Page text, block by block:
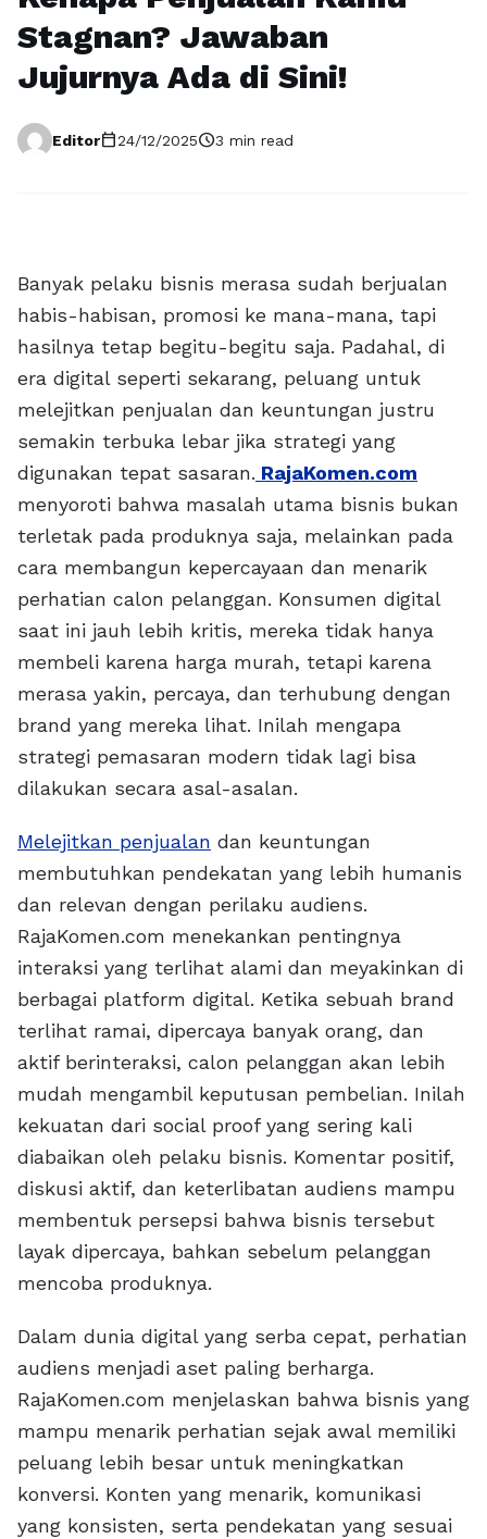
Stagnan? Jawaban
Jujurnya Ada di Sini!
Editorcalendar_today24/12/2025schedule3 min read
Banyak pelaku bisnis merasa sudah berjualan
habis-habisan, promosi ke mana-mana, tapi
hasilnya tetap begitu-begitu saja. Padahal, di
era digital seperti sekarang, peluang untuk
melejitkan penjualan dan keuntungan justru
semakin terbuka lebar jika strategi yang
digunakan tepat sasaran. RajaKomen.com
menyoroti bahwa masalah utama bisnis bukan
terletak pada produknya saja, melainkan pada
cara membangun kepercayaan dan menarik
perhatian calon pelanggan. Konsumen digital
saat ini jauh lebih kritis, mereka tidak hanya
membeli karena harga murah, tetapi karena
merasa yakin, percaya, dan terhubung dengan
brand yang mereka lihat. Inilah mengapa
strategi pemasaran modern tidak lagi bisa
dilakukan secara asal-asalan.
Melejitkan penjualan dan keuntungan
membutuhkan pendekatan yang lebih humanis
dan relevan dengan perilaku audiens.
RajaKomen.com menekankan pentingnya
interaksi yang terlihat alami dan meyakinkan di
berbagai platform digital. Ketika sebuah brand
terlihat ramai, dipercaya banyak orang, dan
aktif berinteraksi, calon pelanggan akan lebih
mudah mengambil keputusan pembelian. Inilah
kekuatan dari social proof yang sering kali
diabaikan oleh pelaku bisnis. Komentar positif,
diskusi aktif, dan keterlibatan audiens mampu
membentuk persepsi bahwa bisnis tersebut
layak dipercaya, bahkan sebelum pelanggan
mencoba produknya.
Dalam dunia digital yang serba cepat, perhatian
audiens menjadi aset paling berharga.
RajaKomen.com menjelaskan bahwa bisnis yang
mampu menarik perhatian sejak awal memiliki
peluang lebih besar untuk meningkatkan
konversi. Konten yang menarik, komunikasi
yang konsisten, serta pendekatan yang sesuai